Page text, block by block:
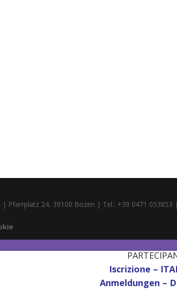
| Pfarrplatz 24, 39100 Bozen | Tel.: +39 0471
Iscrizione –
Anmeldungen –